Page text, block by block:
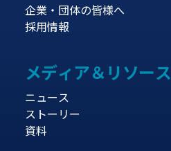
企業・団体の皆様へ
採用情報
メディア＆リソース
ニュース
ストーリー
資料